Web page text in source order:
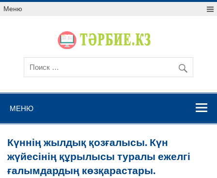
Меню
МЕНЮ
Күннің жылдық қозғалысы. Күн
жүйесінің құрылысы туралы ежелгі
ғалымдардың көзқарастары.